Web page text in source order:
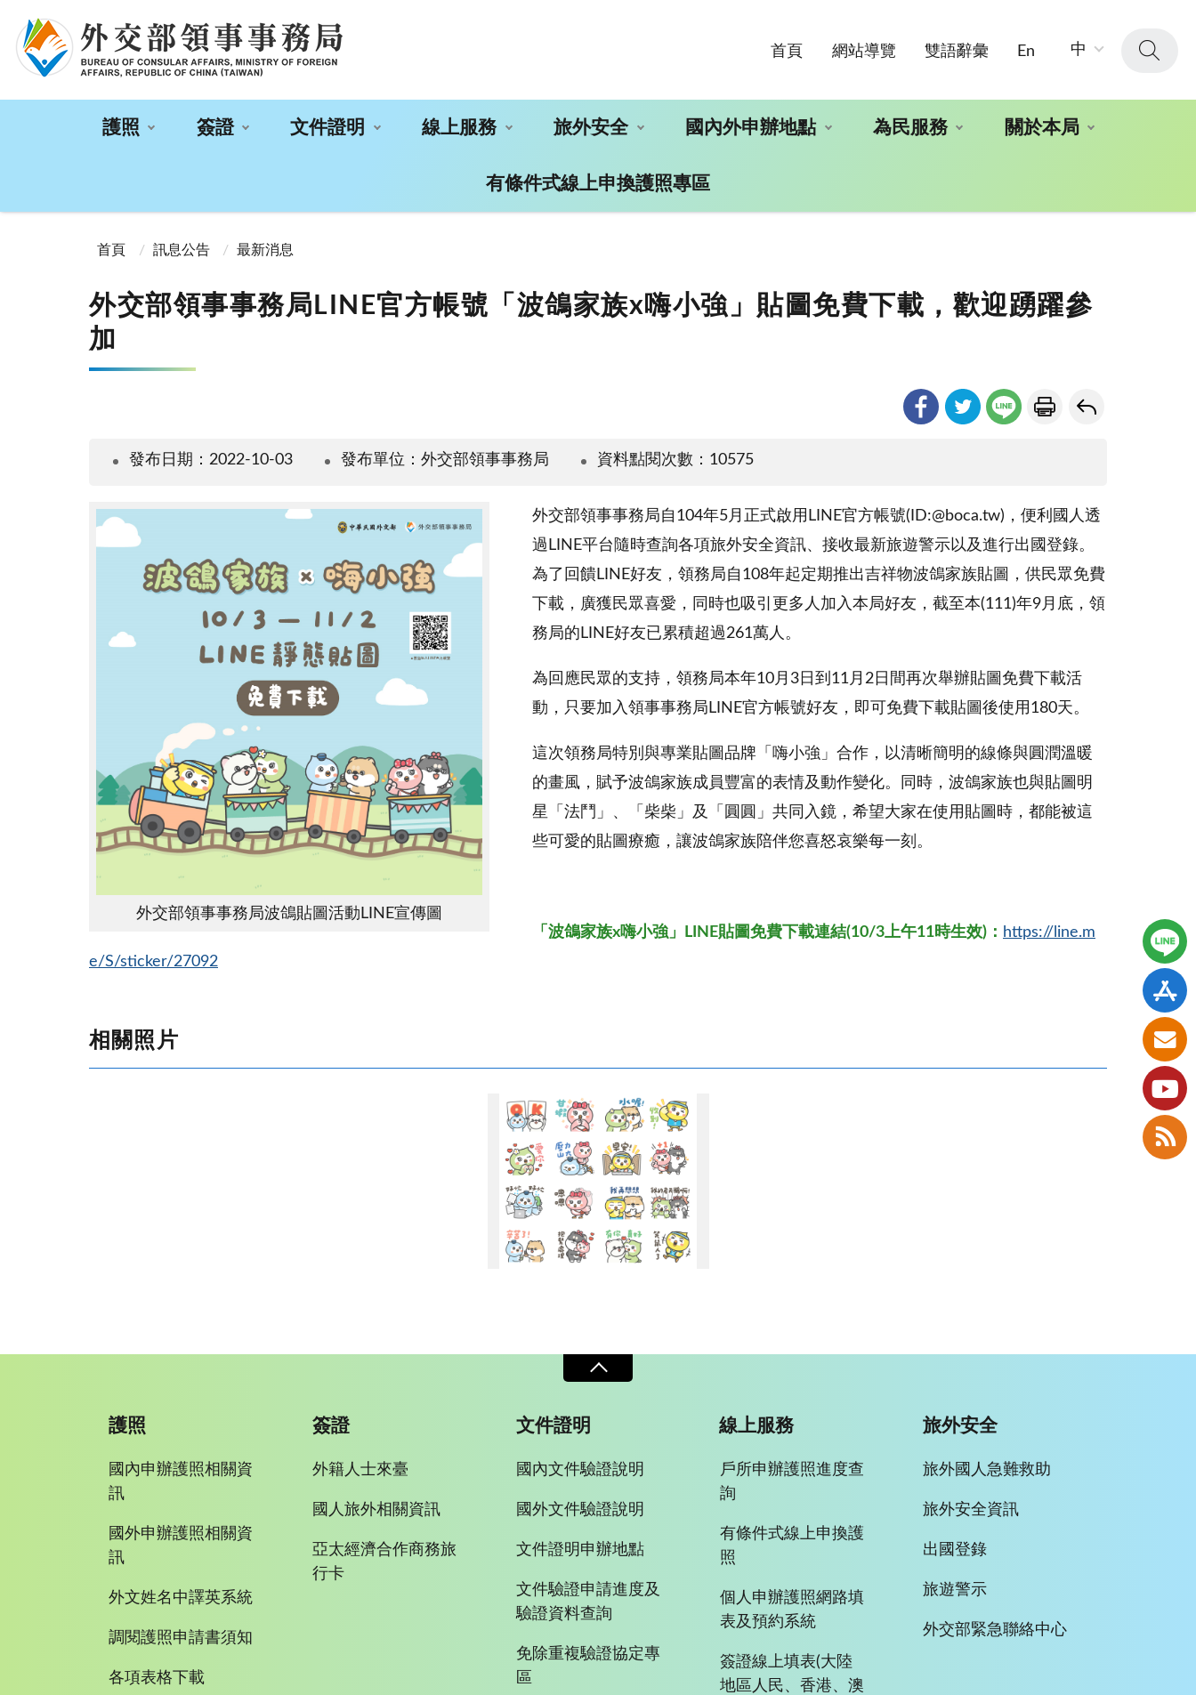
首頁 網站導覽 雙語辭彙 En 中
護照 簽證 文件證明 線上服務 旅外安全 國內外申辦地點 為民服務 關於本局
有條件式線上申換護照專區
首頁
訊息公告 最新消息
外交部領事事務局LINE官方帳號「波鴿家族x嗨小強」貼圖免費下載，歡迎踴躍參
加
發布日期：2022-10-03 發布單位：外交部領事事務局 資料點閱次數：10575
外交部領事事務局波鴿貼圖活動LINE宣傳圖
外交部領事事務局自104年5月正式啟用LINE官方帳號(ID:@boca.tw)，便利國人透
過LINE平台隨時查詢各項旅外安全資訊、接收最新旅遊警示以及進行出國登錄。
為了回饋LINE好友，領務局自108年起定期推出吉祥物波鴿家族貼圖，供民眾免費
下載，廣獲民眾喜愛，同時也吸引更多人加入本局好友，截至本(111)年9月底，領
務局的LINE好友已累積超過261萬人。
為回應民眾的支持，領務局本年10月3日到11月2日間再次舉辦貼圖免費下載活
動，只要加入領事事務局LINE官方帳號好友，即可免費下載貼圖後使用180天。
這次領務局特別與專業貼圖品牌「嗨小強」合作，以清晰簡明的線條與圓潤溫暖
的畫風，賦予波鴿家族成員豐富的表情及動作變化。同時，波鴿家族也與貼圖明
星「法鬥」、「柴柴」及「圓圓」共同入鏡，希望大家在使用貼圖時，都能被這
些可愛的貼圖療癒，讓波鴿家族陪伴您喜怒哀樂每一刻。
「 波鴿家族x嗨小強 」 LINE貼圖免費下載連結(10/3上午11時生效) ： https://line.m
e/S/sticker/27092
相關照片
護照
國內申辦護照相關資
訊
國外申辦護照相關資
訊
外文姓名中譯英系統
調閱護照申請書須知
各項表格下載
簽證
外籍人士來臺
國人旅外相關資訊
亞太經濟合作商務旅
行卡
文件證明
國內文件驗證說明
國外文件驗證說明
文件證明申辦地點
文件驗證申請進度及
驗證資料查詢
免除重複驗證協定專
區
線上服務
戶所申辦護照進度查
詢
有條件式線上申換護
照
個人申辦護照網路填
表及預約系統
簽證線上填表(大陸
地區人民、香港、澳
旅外安全
旅外國人急難救助
旅外安全資訊
出國登錄
旅遊警示
外交部緊急聯絡中心